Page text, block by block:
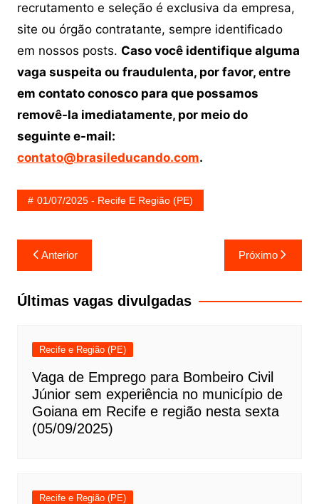
recrutamento e seleção é exclusiva da empresa,
site ou órgão contratante, sempre identificado
em nossos posts. Caso você identifique alguma
vaga suspeita ou fraudulenta, por favor, entre
em contato conosco para que possamos
removê-la imediatamente, por meio do
seguinte e-mail:
contato@brasileducando.com.
01/07/2025 - Recife E Região (PE)
Navegação
de
Post
Anterior Próximo
Últimas vagas divulgadas
Recife e Região (PE)
Vaga de Emprego para Bombeiro Civil
Júnior sem experiência no município de
Goiana em Recife e região nesta sexta
(05/09/2025)
Recife e Região (PE)